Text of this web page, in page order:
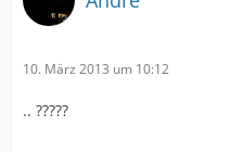
10. März 2013 um 10:12
.. ?????